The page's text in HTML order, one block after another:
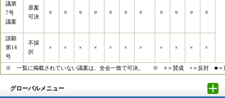
議第
7号
議案
原案
可決
○ ○ ○ ○ ○ ○ ○ ○ ○ ○ ○
請願
第14
号
不採
択
× × × × × × × × × × ×
※ 一覧に掲載されていない議案は、全会一致で可決。 ※ ○＝賛成 ×＝反対 ■＝
グローバルメニュー